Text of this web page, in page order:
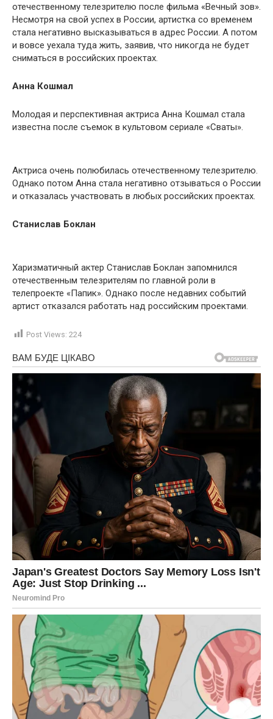
отечественному телезрителю после фильма «Вечный зов».
Несмотря на свой успех в России, артистка со временем
стала негативно высказываться в адрес России. А потом
и вовсе уехала туда жить, заявив, что никогда не будет
сниматься в российских проектах.
Анна Кошмал
Молодая и перспективная актриса Анна Кошмал стала
известна после съемок в культовом сериале «Сваты».
Актриса очень полюбилась отечественному телезрителю.
Однако потом Анна стала негативно отзываться о России
и отказалась участвовать в любых российских проектах.
Станислав Боклан
Харизматичный актер Станислав Боклан запомнился
отечественным телезрителям по главной роли в
телепроекте «Папик». Однако после недавних событий
артист отказался работать над российским проектами.
Post Views: 224